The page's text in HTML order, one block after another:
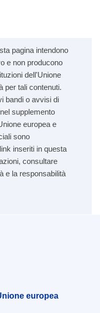
pagina intendono
e non producono
dell'Unione
per tali contenuti.
bandi o avvisi di
supplemento
europea e
sono
inseriti in questa
consultare
e la responsabilità
europea
europea